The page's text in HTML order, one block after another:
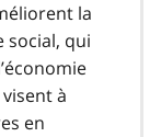
la
social, qui
à
en